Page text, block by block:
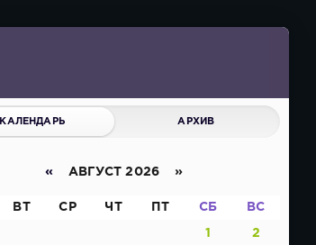
КАЛЕНДАРЬ АРХИВ
« АВГУСТ 2026 »
ВТ СР ЧТ ПТ СБ ВС
1 2